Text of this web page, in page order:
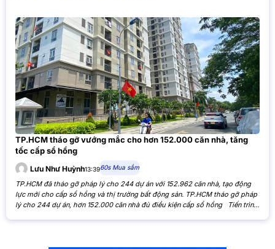
TP.HCM tháo gỡ vướng mắc cho hơn 152.000 căn nhà, tăng
tốc cấp sổ hồng
Lưu Như Huỳnh13:3960s Mua sắm
TP.HCM đã tháo gỡ pháp lý cho 244 dự án với 152.962 căn nhà, tạo động
lực mới cho cấp sổ hồng và thị trường bất động sản. TP.HCM tháo gỡ pháp
lý cho 244 dự án, hơn 152.000 căn nhà đủ điều kiện cấp sổ hồng Tiến trình